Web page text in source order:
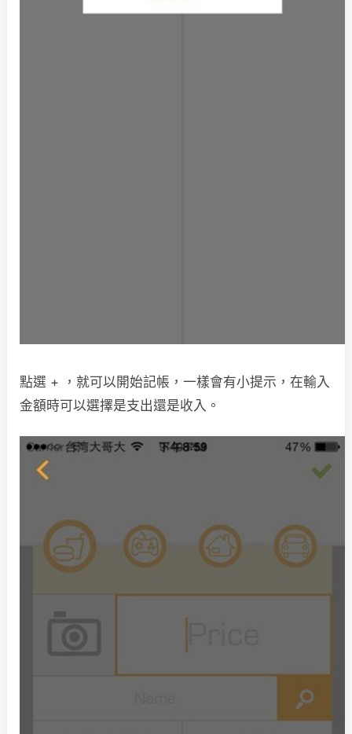
點選 + ，就可以開始記帳，一樣會有小提示，在輸入
金額時可以選擇是支出還是收入。